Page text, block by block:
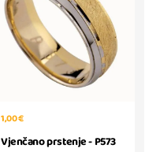
1,00 €
Vjenčano prstenje - P573